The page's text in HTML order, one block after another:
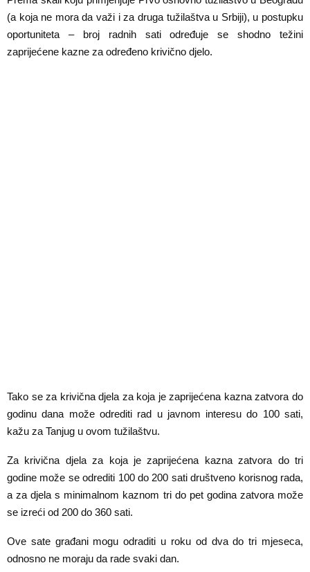
(a koja ne mora da važi i za druga tužilaštva u Srbiji), u postupku
oportuniteta – broj radnih sati određuje se shodno težini
zaprijećene kazne za određeno krivično djelo.
Tako se za krivična djela za koja je zaprijećena kazna zatvora do
godinu dana može odrediti rad u javnom interesu do 100 sati,
kažu za Tanjug u ovom tužilaštvu.
Za krivična djela za koja je zaprijećena kazna zatvora do tri
godine može se odrediti 100 do 200 sati društveno korisnog rada,
a za djela s minimalnom kaznom tri do pet godina zatvora može
se izreći od 200 do 360 sati.
Ove sate građani mogu odraditi u roku od dva do tri mjeseca,
odnosno ne moraju da rade svaki dan.